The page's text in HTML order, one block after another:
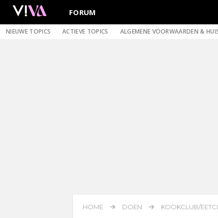
FORUM
NIEUWE TOPICS ACTIEVE TOPICS ALGEMENE VOORWAARDEN &
HOME DOEN KOOKCLUB/